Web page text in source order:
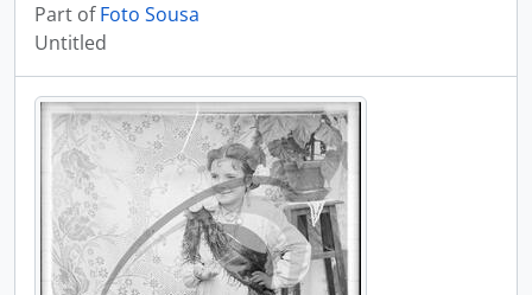
Part ofFoto Sousa
Untitled